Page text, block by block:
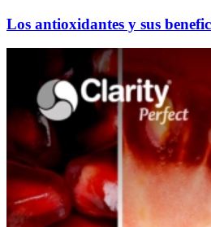
Los antioxidantes y sus